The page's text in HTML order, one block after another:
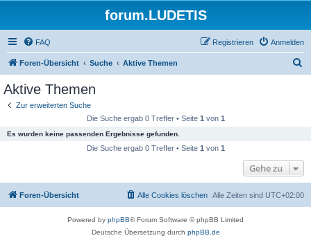
forum.LUDETIS
FAQ Anmelden
Registrieren
Foren-Übersicht Suche Aktive Themen
Aktive Themen
Zur erweiterten Suche
Die Suche ergab 0 Treffer • Seite 1 von 1
Es wurden keine passenden Ergebnisse gefunden.
Die Suche ergab 0 Treffer • Seite 1 von 1
Gehe zu
Foren-Übersicht Alle Zeiten sind UTC+02:00
Alle Cookies löschen
Powered by phpBB® Forum Software © phpBB Limited
Deutsche Übersetzung durch phpBB.de